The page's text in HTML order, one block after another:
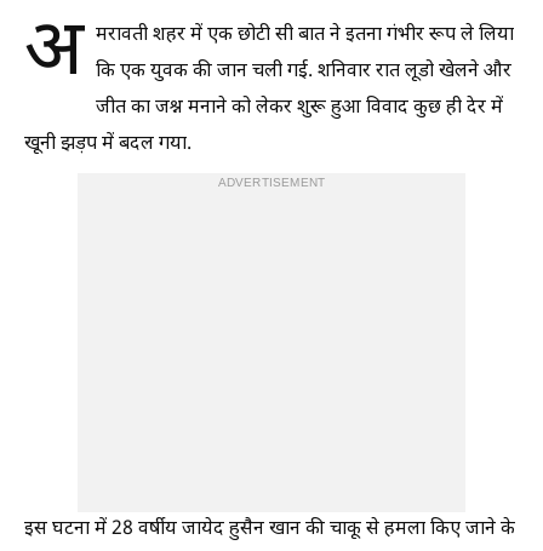
अ मरावती शहर में एक छोटी सी बात ने इतना गंभीर रूप ले लिया
कि एक युवक की जान चली गई. शनिवार रात लूडो खेलने और
जीत का जश्न मनाने को लेकर शुरू हुआ विवाद कुछ ही देर में
खूनी झड़प में बदल गया.
ADVERTISEMENT
इस घटना में 28 वर्षीय जायेद हुसैन खान की चाकू से हमला किए जाने के